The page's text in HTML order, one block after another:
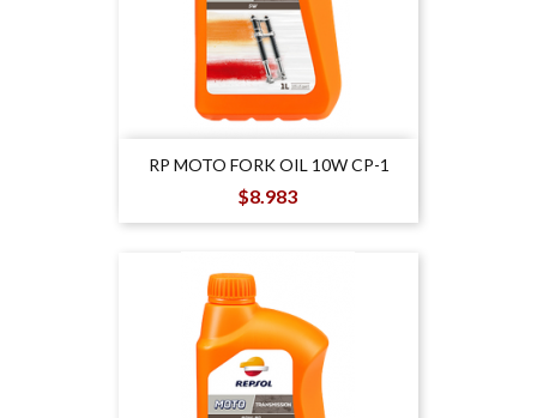
RP MOTO FORK OIL 10W CP-1
Precio
$8.983